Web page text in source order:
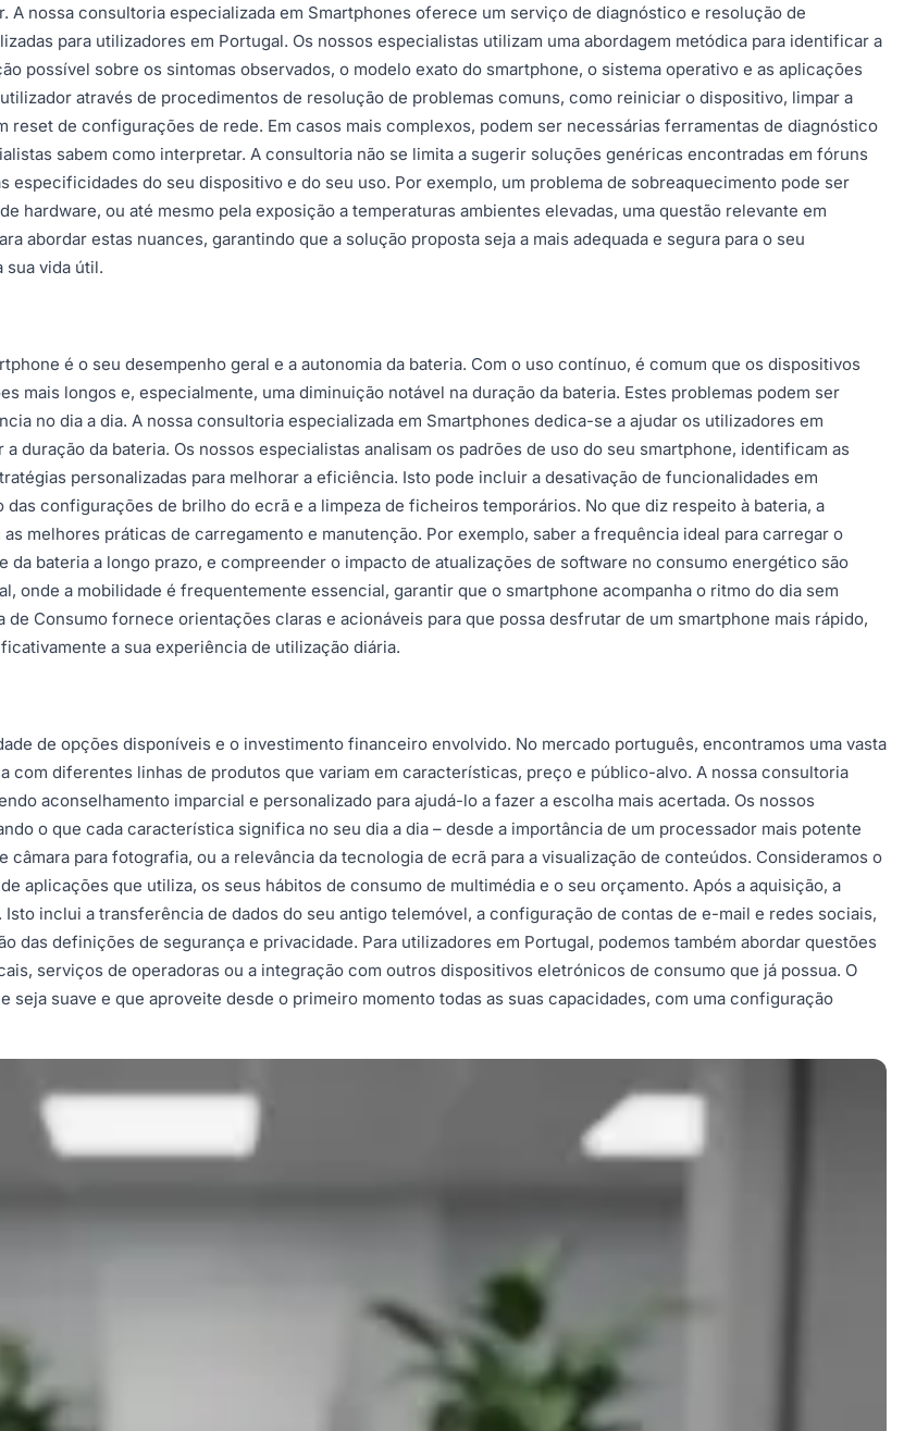
A nossa consultoria especializada em Smartphones oferece um serviço de diagnóstico e resolução de
para utilizadores em Portugal. Os nossos especialistas utilizam uma abordagem metódica para identificar a
possível sobre os sintomas observados, o modelo exato do smartphone, o sistema operativo e as aplicações
através de procedimentos de resolução de problemas comuns, como reiniciar o dispositivo, limpar a
de configurações de rede. Em casos mais complexos, podem ser necessárias ferramentas de diagnóstico
sabem como interpretar. A consultoria não se limita a sugerir soluções genéricas encontradas em fóruns
do seu dispositivo e do seu uso. Por exemplo, um problema de sobreaquecimento pode ser
hardware, ou até mesmo pela exposição a temperaturas ambientes elevadas, uma questão relevante em
abordar estas nuances, garantindo que a solução proposta seja a mais adequada e segura para o seu
sua vida útil.
é o seu desempenho geral e a autonomia da bateria. Com o uso contínuo, é comum que os dispositivos
mais longos e, especialmente, uma diminuição notável na duração da bateria. Estes problemas podem ser
no dia a dia. A nossa consultoria especializada em Smartphones dedica-se a ajudar os utilizadores em
duração da bateria. Os nossos especialistas analisam os padrões de uso do seu smartphone, identificam as
personalizadas para melhorar a eficiência. Isto pode incluir a desativação de funcionalidades em
configurações de brilho do ecrã e a limpeza de ficheiros temporários. No que diz respeito à bateria, a
melhores práticas de carregamento e manutenção. Por exemplo, saber a frequência ideal para carregar o
bateria a longo prazo, e compreender o impacto de atualizações de software no consumo energético são
onde a mobilidade é frequentemente essencial, garantir que o smartphone acompanha o ritmo do dia sem
Consumo fornece orientações claras e acionáveis para que possa desfrutar de um smartphone mais rápido,
a sua experiência de utilização diária.
de opções disponíveis e o investimento financeiro envolvido. No mercado português, encontramos uma vasta
com diferentes linhas de produtos que variam em características, preço e público-alvo. A nossa consultoria
aconselhamento imparcial e personalizado para ajudá-lo a fazer a escolha mais acertada. Os nossos
o que cada característica significa no seu dia a dia – desde a importância de um processador mais potente
para fotografia, ou a relevância da tecnologia de ecrã para a visualização de conteúdos. Consideramos o
aplicações que utiliza, os seus hábitos de consumo de multimédia e o seu orçamento. Após a aquisição, a
inclui a transferência de dados do seu antigo telemóvel, a configuração de contas de e-mail e redes sociais,
das definições de segurança e privacidade. Para utilizadores em Portugal, podemos também abordar questões
serviços de operadoras ou a integração com outros dispositivos eletrónicos de consumo que já possua. O
suave e que aproveite desde o primeiro momento todas as suas capacidades, com uma configuração